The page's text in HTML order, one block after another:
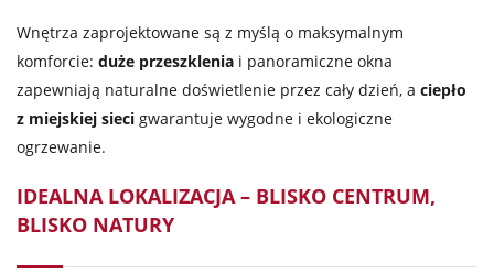
Wnętrza zaprojektowane są z myślą o maksymalnym
komforcie: duże przeszklenia i panoramiczne okna
zapewniają naturalne doświetlenie przez cały dzień, a ciepło
z miejskiej sieci gwarantuje wygodne i ekologiczne
ogrzewanie.
IDEALNA LOKALIZACJA – BLISKO CENTRUM,
BLISKO NATURY